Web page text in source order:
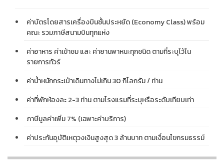
ค่าบัตรโดยสารเครื่องบินชั้นประหยัด (Economy Class) พร้อม
คณะ รวมภาษีสนามบินทุกแห่ง
ค่าอาหาร ค่าเข้าชม และ ค่ายานพาหนะทุกชนิด ตามที่ระบุไว้ใน
รายการทัวร์
ค่าน้ำหนักกระเป๋าเดินทางไม่เกิน 30 กิโลกรัม / ท่าน
ค่าที่พักห้องละ 2-3 ท่าน ตามโรงแรมที่ระบุหรือระดับเทียบเท่า
ภาษีมูลค่าเพิ่ม 7% (เฉพาะค่าบริการ)
ค่าประกันอุบัติเหตุวงเงินสูงสุด 3 ล้านบาท ตามเงื่อนไขกรมธรรม์